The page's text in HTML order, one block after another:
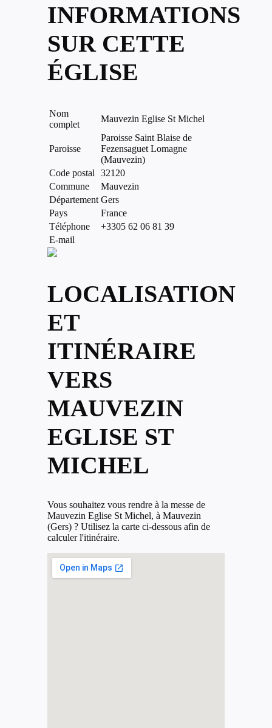
INFORMATIONS
SUR CETTE
ÉGLISE
Nom
complet
Mauvezin Eglise St Michel
Paroisse
Paroisse Saint Blaise de
Fezensaguet Lomagne
(Mauvezin)
Code postal
32120
Commune
Mauvezin
Département Gers
Pays
France
Téléphone
+3305 62 06 81 39
E-mail
LOCALISATION
ET
ITINÉRAIRE
VERS
MAUVEZIN
EGLISE ST
MICHEL
Vous souhaitez vous rendre à la messe de
Mauvezin Eglise St Michel, à Mauvezin
(Gers) ? Utilisez la carte ci-dessous afin de
calculer l'itinéraire.